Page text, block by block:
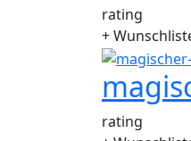
rating
+
rating